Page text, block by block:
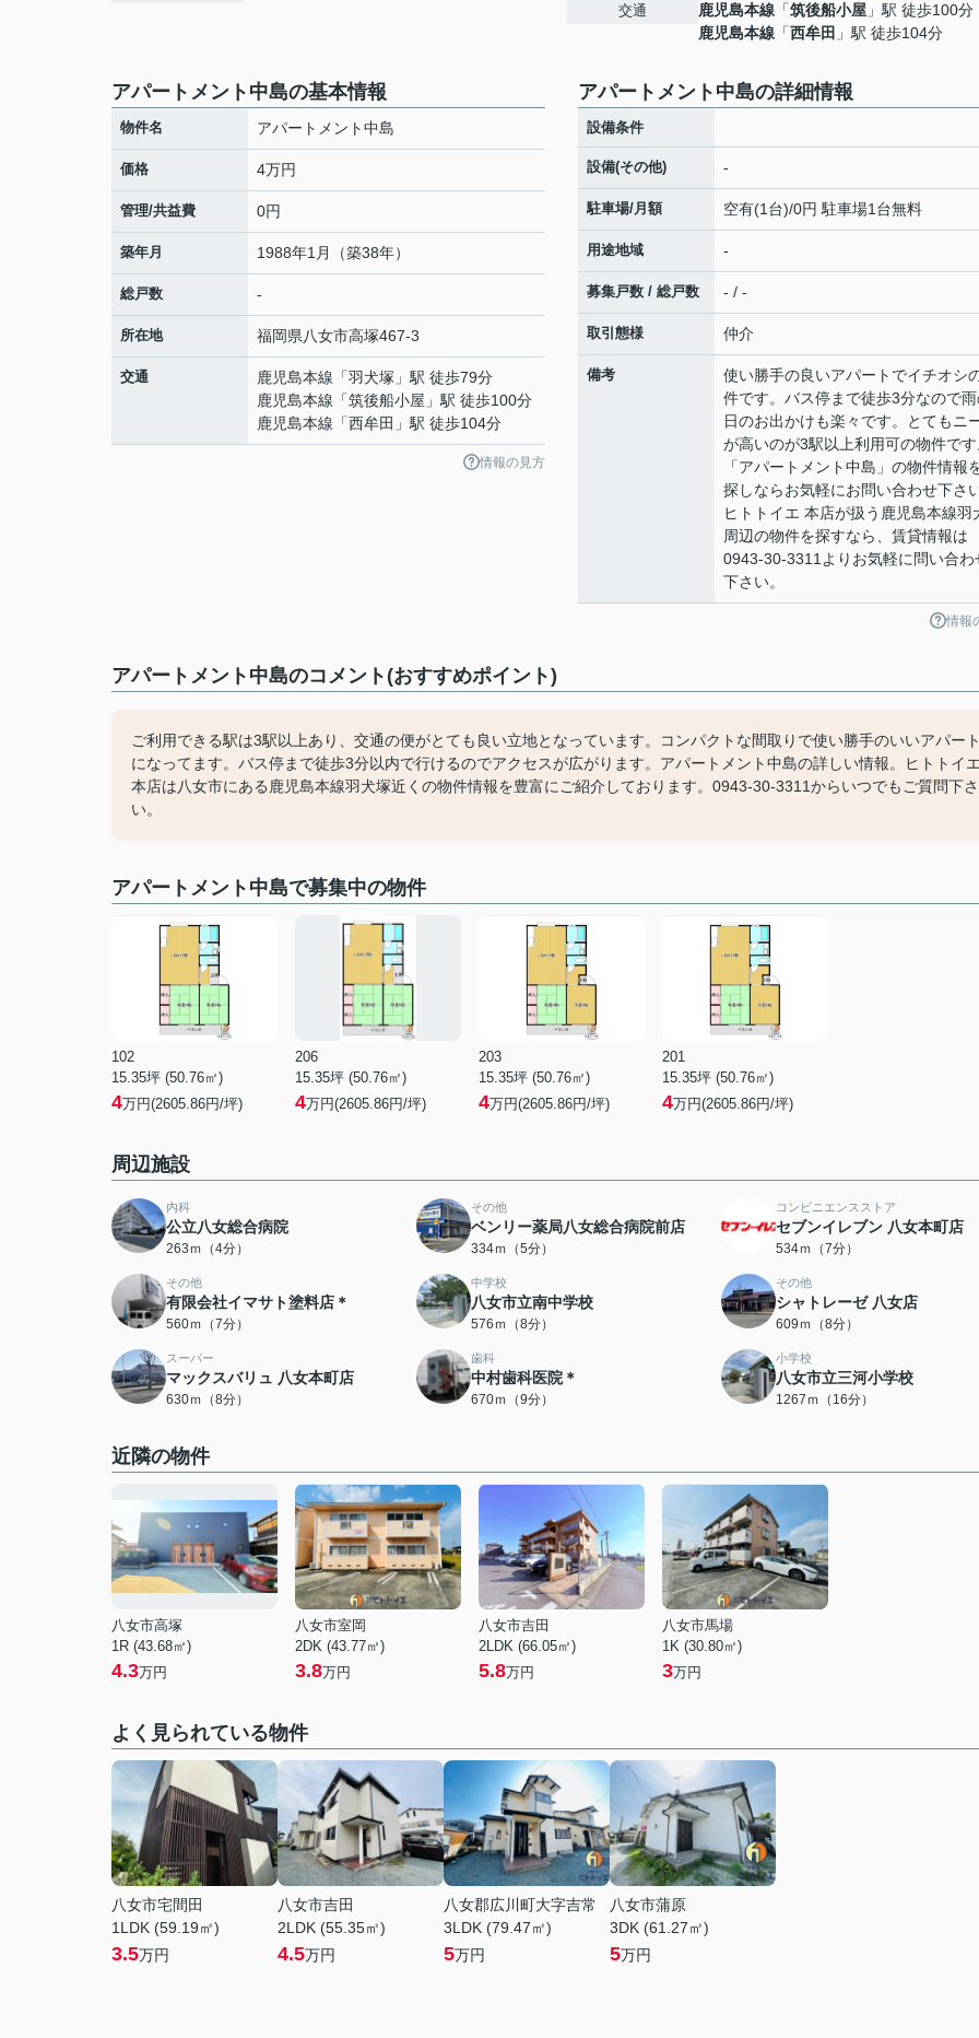
交通
鹿児島本線 「筑後船小屋 」駅 徒歩100分
鹿児島本線 「西牟田 」駅 徒歩104分
アパートメント中島の基本情報
物件名 アパートメント中島
価格 4万円
管理/共益費 0円
築年月 1988年1月（築38年）
総戸数 -
所在地 福岡県八女市高塚467-3
交通 鹿児島本線 「羽犬塚 」駅 徒歩79分
鹿児島本線 「筑後船小屋 」駅 徒歩100分
鹿児島本線 「西牟田 」駅 徒歩104分
情報の見方
アパートメント中島の詳細情報
設備条件
設備(その他) -
駐車場/月額 空有(1台)/0円 駐車場1台無料
用途地域 -
募集戸数 / 総戸数 - / -
取引態様 仲介
備考
使い勝手の良いアパートでイチオシ
件です。バス停まで徒歩3分なので
日のお出かけも楽々です。とてもニ
が高いのが3駅以上利用可の物件です
「アパートメント中島」の物件情報
探しならお気軽にお問い合わせ下さい
ヒトトイエ 本店が扱う鹿児島本線羽
周辺の物件を探すなら、賃貸情報は
0943-30-3311よりお気軽に問い合わ
下さい。
情報
アパートメント中島のコメント(おすすめポイント)
ご利用できる駅は3駅以上あり、交通の便がとても良い立地となっています。コンパクトな間取りで使い勝手のいいアパート
になってます。バス停まで徒歩3分以内で行けるのでアクセスが広がります。アパートメント中島の詳しい情報。ヒトトイエ
本店は八女市にある鹿児島本線羽犬塚近くの物件情報を豊富にご紹介しております。0943-30-3311からいつでもご質問下さ
い。
アパートメント中島で募集中の物件
102
15.35坪 (50.76㎡)
4万円(2605.86円/坪)
206
15.35坪 (50.76㎡)
4万円(2605.86円/坪)
203
15.35坪 (50.76㎡)
4万円(2605.86円/坪)
201
15.35坪 (50.76㎡)
4万円(2605.86円/坪)
周辺施設
内科
公立八女総合病院
263ｍ（4分）
その他
ベンリー薬局八女総合病院前店
334ｍ（5分）
コンビニエンスストア
セブンイレブン 八女本町店
534ｍ（7分）
その他
有限会社イマサト塗料店＊
560ｍ（7分）
中学校
八女市立南中学校
576ｍ（8分）
その他
シャトレーゼ 八女店
609ｍ（8分）
スーパー
マックスバリュ 八女本町店
630ｍ（8分）
歯科
中村歯科医院＊
670ｍ（9分）
小学校
八女市立三河小学校
1267ｍ（16分）
近隣の物件
八女市高塚
1R (43.68㎡)
4.3万円
八女市室岡
2DK (43.77㎡)
3.8万円
八女市吉田
2LDK (66.05㎡)
5.8万円
八女市馬場
1K (30.80㎡)
3万円
よく見られている物件
八女市宅間田
1LDK (59.19㎡)
3.5万円
八女市吉田
2LDK (55.35㎡)
4.5万円
八女郡広川町大字吉常
3LDK (79.47㎡)
5万円
八女市蒲原
3DK (61.27㎡)
5万円